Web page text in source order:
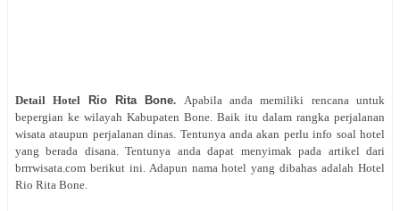
Detail Hotel Rio Rita Bone. Apabila anda memiliki rencana untuk
bepergian ke wilayah Kabupaten Bone. Baik itu dalam rangka perjalanan
wisata ataupun perjalanan dinas. Tentunya anda akan perlu info soal hotel
yang berada disana. Tentunya anda dapat menyimak pada artikel dari
brrrwisata.com berikut ini. Adapun nama hotel yang dibahas adalah Hotel
Rio Rita Bone.